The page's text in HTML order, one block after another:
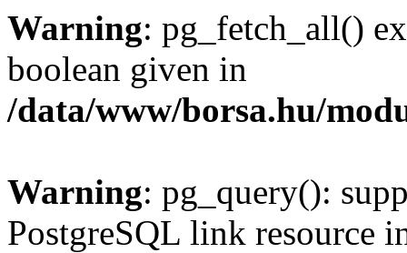
Warning: pg_fetch_all()
boolean given in
/data/www/borsa.hu/
Warning: pg_query():
PostgreSQL link resource